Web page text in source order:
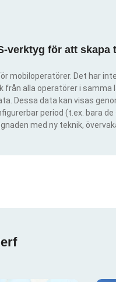
verktyg för att skapa
mobiloperatörer. Det har
alla operatörer i samma
Dessa data kan visas
period (t.ex.
med ny teknik,